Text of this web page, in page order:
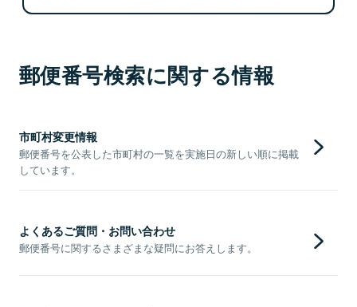
郵便番号検索に関する情報
市町村変更情報
郵便番号を公表した市町村の一覧を実施日の新しい順に掲載
しています。
よくあるご質問・お問い合わせ
郵便番号に関するさまざまな疑問にお答えします。